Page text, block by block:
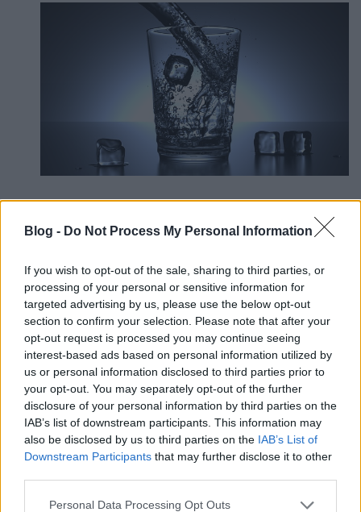
Blog - Do Not Process My Personal Information
If you wish to opt-out of the sale, sharing to third parties, or
processing of your personal or sensitive information for
targeted advertising by us, please use the below opt-out
section to confirm your selection. Please note that after your
opt-out request is processed you may continue seeing
interest-based ads based on personal information utilized by
us or personal information disclosed to third parties prior to
your opt-out. You may separately opt-out of the further
disclosure of your personal information by third parties on the
IAB’s list of downstream participants. This information may
also be disclosed by us to third parties on the IAB’s List of
Downstream Participants that may further disclose it to other
Please note that this website/app uses one or more Google
Personal Data Processing Opt Outs
Az összes kisgépre igaz, hogyritkább
szervizelésre és vízkőmentesítésre lesz szükség
így pénzt spórolhatsz, csak azért, mert lágy vizet
Lehet, hogy kicsit hiányozni fog ez a
megnyugtató tevékenység, de ezentúl avirágok
leveleit sem kell letörölgetned, mert miután
megmosdattad őket,cseppmentesenés frissen,
vidáman fognak megszáradni.
A legélvezetesebb tulajdonsága a lágy víznek,
hogy sokkal selymesebb, mint kemény rokona,
így fürdésnél,zuhanyzásnál és arcmosásnál
érezni fogod frissítőbb hatását. A hajadnak is
jobb és valahogy könnyebb lesz a hajmosás is.
Majd meglátod!